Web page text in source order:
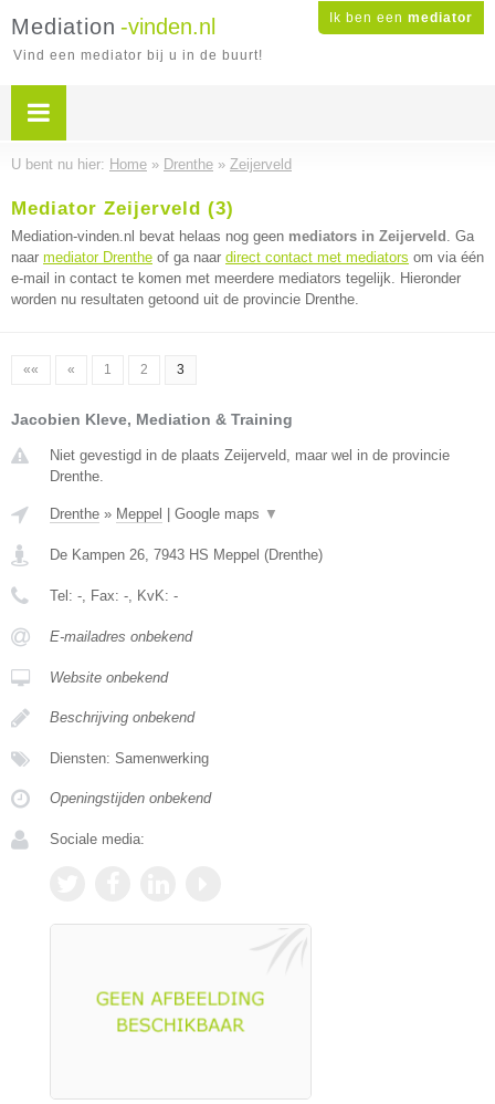
Ik ben een mediator
Mediation -vinden.nl
Vind een mediator bij u in de buurt!
U bent nu hier: Home » Drenthe » Zeijerveld
Mediator Zeijerveld (3)
Mediation-vinden.nl bevat helaas nog geen mediators in Zeijerveld . Ga
naar mediator Drenthe of ga naar direct contact met mediators om via één
e-mail in contact te komen met meerdere mediators tegelijk. Hieronder
worden nu resultaten getoond uit de provincie Drenthe.
«« « 1 2 3
Jacobien Kleve, Mediation & Training
Niet gevestigd in de plaats Zeijerveld, maar wel in de provincie
Drenthe.
Drenthe » Meppel Google maps ▼
De Kampen 26, 7943 HS Meppel (Drenthe)
Tel: -, Fax: -, KvK: -
E-mailadres onbekend
Website onbekend
Beschrijving onbekend
Diensten: Samenwerking
Openingstijden onbekend
Sociale media: